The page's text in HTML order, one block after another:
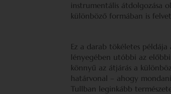
instrumentális átdolgozása
különböző formában is
Ez a darab tökéletes
lényegében utóbbi az
könnyű az átjárás a
határvonal – ahogy mondani
Tullban leginkább